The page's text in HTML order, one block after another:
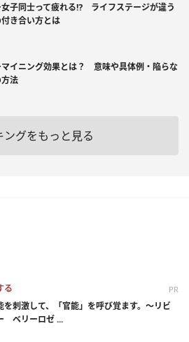
女子同士って疲れる⁉ ライフステージが違う
き合い方とは
マイニング効果とは？ 意味や具体例・陥らな
法
ングをもっと見る
る PR
を刺激して、「官能」を呼び覚ます。～リビ
ベリーロゼ ...